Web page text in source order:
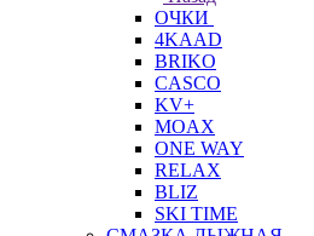
ОЧКИ
4KAAD
BRIKO
CASCO
KV+
MOAX
ONE WAY
RELAX
BLIZ
SKI TIME